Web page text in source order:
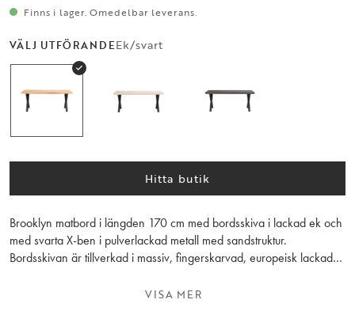
Finns i lager. Omedelbar leverans.
VÄLJ UTFÖRANDEEk/svart
Hitta butik
Brooklyn matbord i längden 170 cm med bordsskiva i lackad ek och
med svarta X-ben i pulverlackad metall med sandstruktur.
Bordsskivan är tillverkad i massiv, fingerskarvad, europeisk lackad
eller 2 tilläggsskivor a 50 cm. Matbordet ingår i den flexibla
VISA MER